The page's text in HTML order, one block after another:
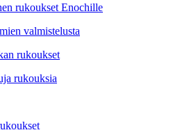
rukoukset Enochille
valmistelusta
rukoukset
rukouksia